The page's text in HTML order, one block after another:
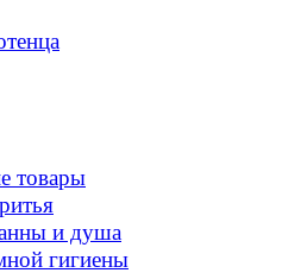
товары
и душа
гигиены